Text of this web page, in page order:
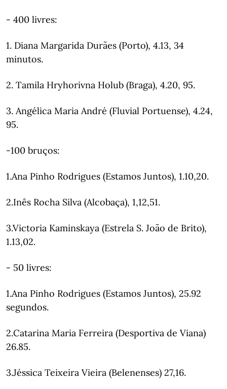
- 400 livres:
1. Diana Margarida Durães (Porto), 4.13, 34
minutos.
2. Tamila Hryhorivna Holub (Braga), 4.20, 95.
3. Angélica Maria André (Fluvial Portuense), 4.24,
95.
-100 bruços:
1.Ana Pinho Rodrigues (Estamos Juntos), 1.10,20.
2.Inês Rocha Silva (Alcobaça), 1,12,51.
3.Victoria Kaminskaya (Estrela S. João de Brito),
1.13,02.
- 50 livres:
1.Ana Pinho Rodrigues (Estamos Juntos), 25.92
segundos.
2.Catarina Maria Ferreira (Desportiva de Viana)
26.85.
3.Jéssica Teixeira Vieira (Belenenses) 27,16.